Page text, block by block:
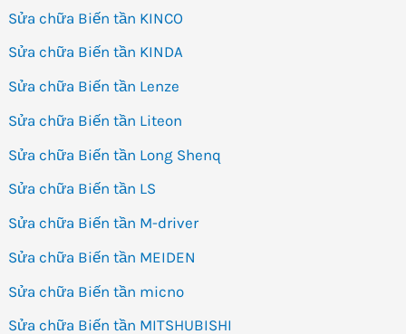
Sửa chữa Biến tần KINCO
Sửa chữa Biến tần KINDA
Sửa chữa Biến tần Lenze
Sửa chữa Biến tần Liteon
Sửa chữa Biến tần Long Shenq
Sửa chữa Biến tần LS
Sửa chữa Biến tần M-driver
Sửa chữa Biến tần MEIDEN
Sửa chữa Biến tần micno
Sửa chữa Biến tần MITSHUBISHI